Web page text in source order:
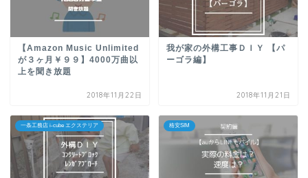
【Amazon Music Unlimited
が３ヶ月￥９９】4000万曲以
上を聞き放題
2018年11月22日
我が家の外構工事ＤＩＹ 【パ
ーゴラ編】
2018年11月21日
一条工務店 i-cube エクステリア 格安SIM